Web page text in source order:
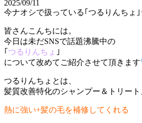
2025/09/11
今ナオシで扱っている｢つるりんちょ
皆さんこんちには。
今日は未だSNSで話題沸騰中の
｢ つるりんちょ ｣
について改めてご紹介させて頂きます
つるりんちょとは、
髪質改善特化のシャンプー＆トリー
熱に強い+髪の毛を補修してくれる